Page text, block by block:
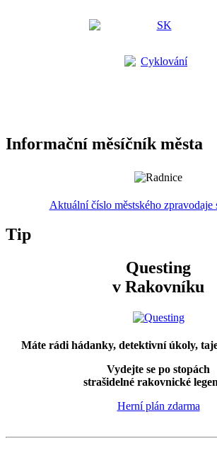
Informační měsíčník města
Aktuální číslo městského zpravodaje
Tip
Questing
v Rakovníku
Máte rádi hádanky, detektivní úkoly,
Vydejte se po stopách
strašidelné rakovnické
Herní plán zdarma